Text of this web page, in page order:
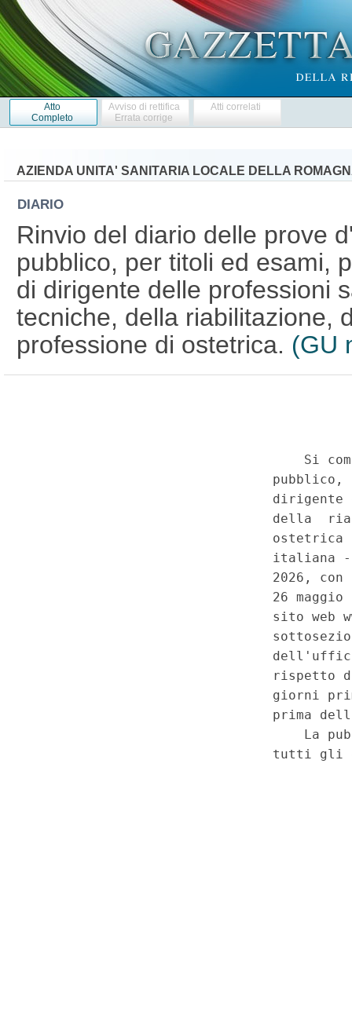
Atto
Completo
Avviso di rettifica
Errata corrige
Atti correlati
AZIENDA UNITA' SANITARIA LOCALE DELLA
DIARIO
Rinvio del diario delle prove
pubblico, per titoli ed esami,
di dirigente delle professioni
tecniche, della riabilitazione,
professione di ostetrica. (GU